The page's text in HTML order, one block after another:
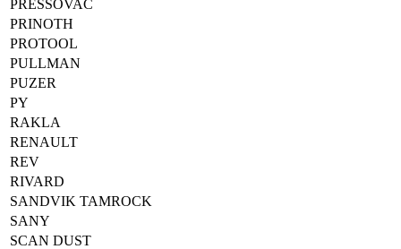
PRESSOVAC
PRINOTH
PROTOOL
PULLMAN
PUZER
PY
RAKLA
RENAULT
REV
RIVARD
SANDVIK TAMROCK
SANY
SCAN DUST